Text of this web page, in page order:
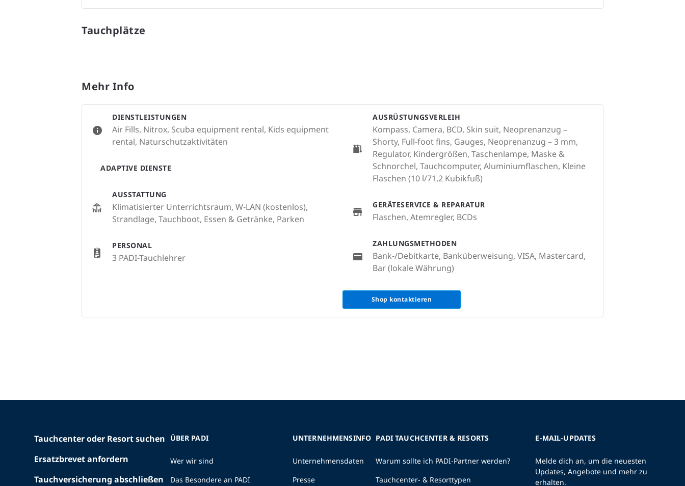
Tauchplätze
Mehr Info
DIENSTLEISTUNGEN
Air Fills, Nitrox, Scuba equipment rental, Kids equipment
rental, Naturschutzaktivitäten
ADAPTIVE DIENSTE
AUSSTATTUNG
Klimatisierter Unterrichtsraum, W-LAN (kostenlos),
Strandlage, Tauchboot, Essen & Getränke, Parken
PERSONAL
3 PADI-Tauchlehrer
AUSRÜSTUNGSVERLEIH
Kompass, Camera, BCD, Skin suit, Neoprenanzug –
Shorty, Full-foot fins, Gauges, Neoprenanzug – 3 mm,
Regulator, Kindergrößen, Taschenlampe, Maske &
Schnorchel, Tauchcomputer, Aluminiumflaschen, Kleine
Flaschen (10 l/71,2 Kubikfuß)
GERÄTESERVICE & REPARATUR
Flaschen, Atemregler, BCDs
ZAHLUNGSMETHODEN
Bank-/Debitkarte, Banküberweisung, VISA, Mastercard,
Bar (lokale Währung)
Shop kontaktieren
Tauchcenter oder Resort suchen
Ersatzbrevet anfordern
Tauchversicherung abschließen
ÜBER PADI
Wer wir sind
Das Besondere an PADI
UNTERNEHMENSINFO
Unternehmensdaten
Presse
PADI TAUCHCENTER & RESORTS
Warum sollte ich PADI-Partner werden?
Tauchcenter- & Resorttypen
E-MAIL-UPDATES
Melde dich an, um die neuesten
Updates, Angebote und mehr zu
erhalten.